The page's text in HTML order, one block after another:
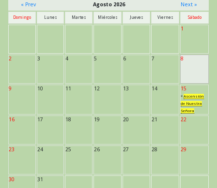
« Prev
Agosto 2026 Next »
Domingo Lunes Martes Miércoles Jueves Viernes Sábado
1
2 3 4 5 6 7 8
9 10 11 12 13 14 15
* Ascensión
de Nuestra
Señora
16 17 18 19 20 21 22
23 24 25 26 27 28 29
30 31